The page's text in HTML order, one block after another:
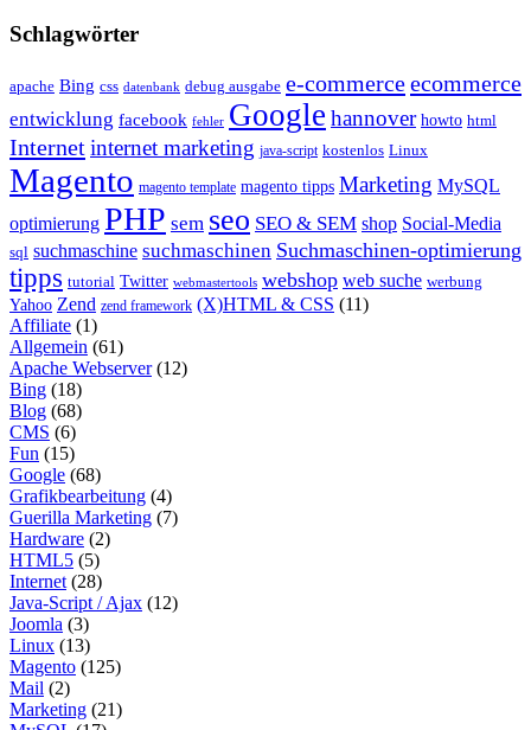
Schlagwörter
apache Bing css datenbank debug ausgabe e-commerceecommerce
entwicklung facebook fehler Google hannover howto html
Internetinternet marketing java-script kostenlos Linux
Magento magento template magento tipps Marketing MySQL
optimierung PHP sem seo SEO & SEM shop Social-Media
sql suchmaschine suchmaschinen Suchmaschinen-optimierung
tipps tutorial Twitter webmastertools webshop web suche werbung
Yahoo Zend zend framework (X)HTML & CSS (11)
Affiliate (1)
Allgemein (61)
Apache Webserver(12)
Bing (18)
Blog (68)
CMS (6)
Fun (15)
Google (68)
Grafikbearbeitung (4)
Guerilla Marketing (7)
Hardware (2)
HTML5 (5)
Internet (28)
Java-Script / Ajax (12)
Joomla (3)
Linux (13)
Magento (125)
Mail (2)
Marketing (21)